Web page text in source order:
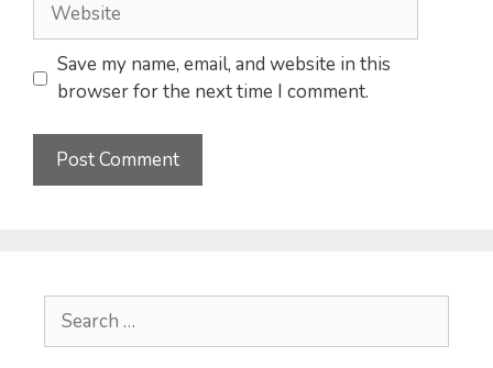
Save my name, email, and website in this
browser for the next time I comment.
Search
for: